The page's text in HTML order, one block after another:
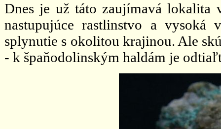
Dnes je už táto zaujímavá lokalita
nastupujúce rastlinstvo a
splynutie s okolitou krajinou. Ale
- k špaňodolinským haldám je